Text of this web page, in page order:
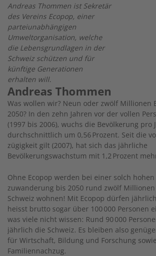
Andreas Thommen ist Sekretär
des Vereins Ecopop, ­einer
parteiunabhängigen
Umweltorganisation, welche
die ­Lebensgrundlagen in der
Schweiz schützen und für
künftige Generationen
erhalten will.
Andreas Thommen
Was wollen wir? Neun oder zwölf Millionen
2050? In den zehn Jahren vor der vollen
(1997 bis 2006), wuchs die Bevölkerung pro
durchschnittlich um 0,56 Prozent. Seit die
zügigkeit gilt (2007), hat sich das jährliche
Bevölkerungswachstum mit 1,2 Prozent
Ohne Ecopop werden bei einer solch
zuwanderung bis 2050 rund zwölf
Schweiz wohnen! Mit Ecopop dürfen
heisst brutto sogar über 100 000 Personen
was viele nicht wissen: Rund 90 000
jährlich die Schweiz. Es bleiben also
für Wirtschaft, Bildung und Forschung
Familiennachzug.